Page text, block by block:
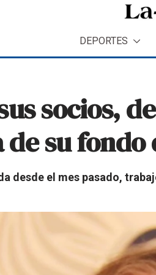
DEPORTES
socios,
su fondo
desde el mes pasado,